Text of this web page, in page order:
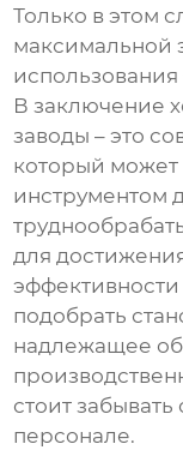
Только в этом
максимальной
использования
В заключение
заводы – это
который
инструментом
для
подобрать
надлежащее
стоит
персонале.